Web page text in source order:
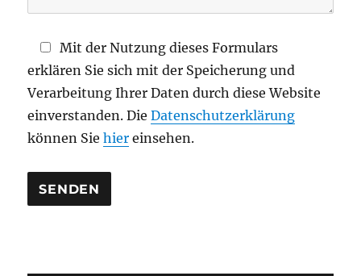
l
e
e
r
Mit der Nutzung dieses Formulars
erklären Sie sich mit der Speicherung und
Verarbeitung Ihrer Daten durch diese Website
einverstanden. DieDatenschutzerklärung
können Siehier einsehen.